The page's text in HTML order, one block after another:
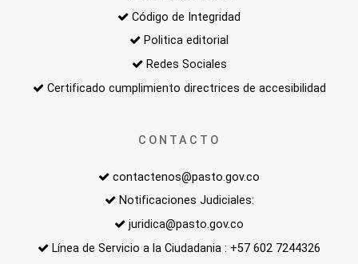
Código de Integridad
Politica editorial
Redes Sociales
Certificado cumplimiento directrices de accesibilidad
CONTACTO
contactenos@pasto.gov.co
Notificaciones Judiciales:
juridica@pasto.gov.co
Línea de Servicio a la Ciudadania : +57 602 7244326